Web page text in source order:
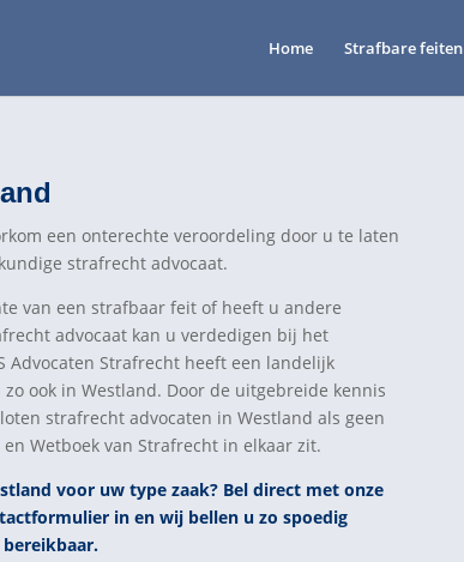
Home Strafbare feiten
een onterechte veroordeling door u te laten
strafrecht advocaat.
van een strafbaar feit of heeft u andere
advocaat kan u verdedigen bij het
Strafrecht heeft een landelijk
ook in Westland. Door de uitgebreide kennis
strafrecht advocaten in Westland als geen
Wetboek van Strafrecht in elkaar zit.
voor uw type zaak? Bel direct metonze
in en wij bellen u zo spoedig